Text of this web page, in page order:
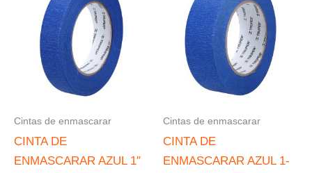
Cintas de enmascarar
CINTA DE
ENMASCARAR AZUL 1″
Cintas de enmascarar
CINTA DE
ENMASCARAR AZUL 1-